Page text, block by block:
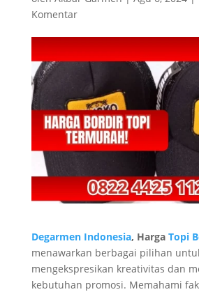
Komentar
Degarmen Indonesia, Harga Topi
menawarkan berbagai pilihan
mengekspresikan kreativitas dan
kebutuhan promosi. Memahami